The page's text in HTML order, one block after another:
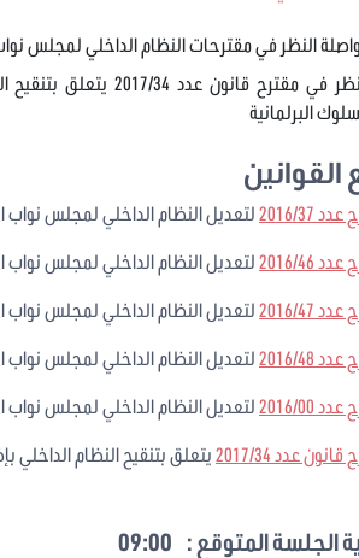
النظر في مقترحات النظام الداخلي لمجلس
النظر في مقترح قانون
البرلمانية
2016/37
لتعديل النظام الداخلي لمجلس
2016/46
لتعديل النظام الداخلي لمجلس
2016/47
لتعديل النظام الداخلي لمجلس
2016/48
لتعديل النظام الداخلي لمجلس
2016/00
لتعديل النظام الداخلي لمجلس
عدد 2017/34
يتعلق بتنقيح النظام الداخلي
الجلسة المتوقع : 09:00